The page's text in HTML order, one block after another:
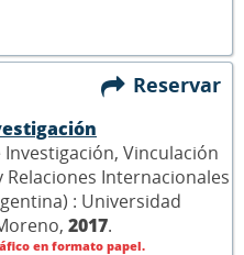
Reservar
Vinculación
Relaciones Internacionales
: Universidad
2017.
en formato papel.